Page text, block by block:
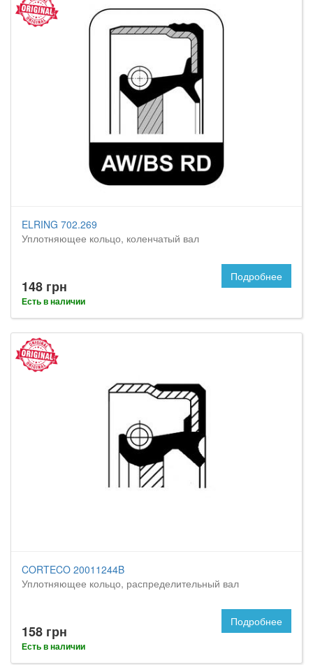
ELRING 702.269
Уплотняющее кольцо, коленчатый вал
148 грн
Есть в наличии
Подробнее
CORTECO 20011244B
Уплотняющее кольцо, распределительный вал
158 грн
Есть в наличии
Подробнее